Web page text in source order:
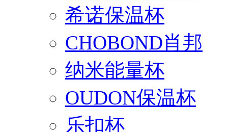
希诺保温杯
CHOBOND肖邦
纳米能量杯
OUDON保温杯
乐扣杯